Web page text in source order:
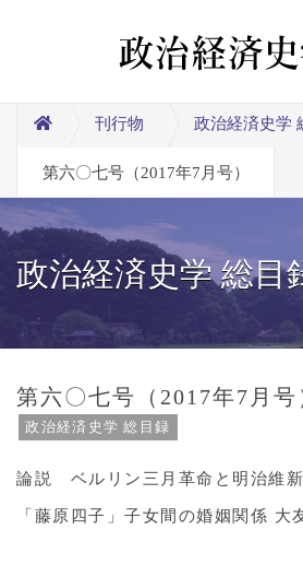
刊行物 政治経済史学
第六〇七号（2017年7月号）
政治経済史学 総目
第六〇七号（2017年7月号
政治経済史学 総目録
論説 ベルリン三月革命と明治維
「藤原四子」子女間の婚姻関係 大